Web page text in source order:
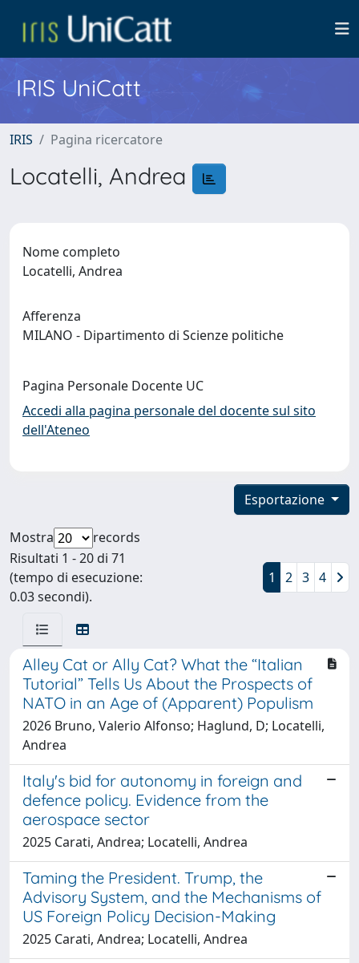
IRIS UniCatt
IRIS Pagina ricercatore
Locatelli, Andrea
Nome completo
Locatelli, Andrea
Afferenza
MILANO - Dipartimento di Scienze politiche
Pagina Personale Docente UC
Accedi alla pagina personale del docente sul sito
dell'Ateneo
Esportazione
Mostra
records
Risultati 1 - 20 di 71
(tempo di esecuzione:
0.03 secondi).
1 2 3 4
Alley Cat or Ally Cat? What the “Italian
Tutorial” Tells Us About the Prospects of
NATO in an Age of (Apparent) Populism
2026 Bruno, Valerio Alfonso; Haglund, D; Locatelli,
Andrea
Italy's bid for autonomy in foreign and
defence policy. Evidence from the
aerospace sector
2025 Carati, Andrea; Locatelli, Andrea
Taming the President. Trump, the
Advisory System, and the Mechanisms of
US Foreign Policy Decision-Making
2025 Carati, Andrea; Locatelli, Andrea